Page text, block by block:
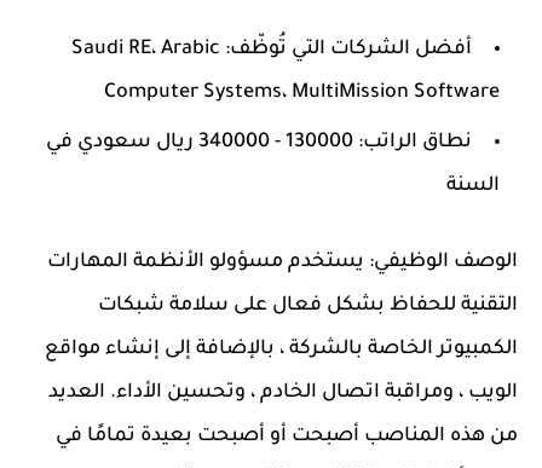
أفضل الشركات التي تُوظّف: Saudi RE، Arabic
Computer Systems، MultiMission Software
نطاق الراتب: 130000 - 340000 ريال سعودي في
السنة
الوصف الوظيفي: يستخدم مسؤولو الأنظمة المهارات
التقنية للحفاظ بشكل فعال على سلامة شبكات
الكمبيوتر الخاصة بالشركة ، بالإضافة إلى إنشاء مواقع
الويب ، ومراقبة اتصال الخادم ، وتحسين الأداء. العديد
من هذه المناصب أصبحت أو أصبحت بعيدة تمامًا في